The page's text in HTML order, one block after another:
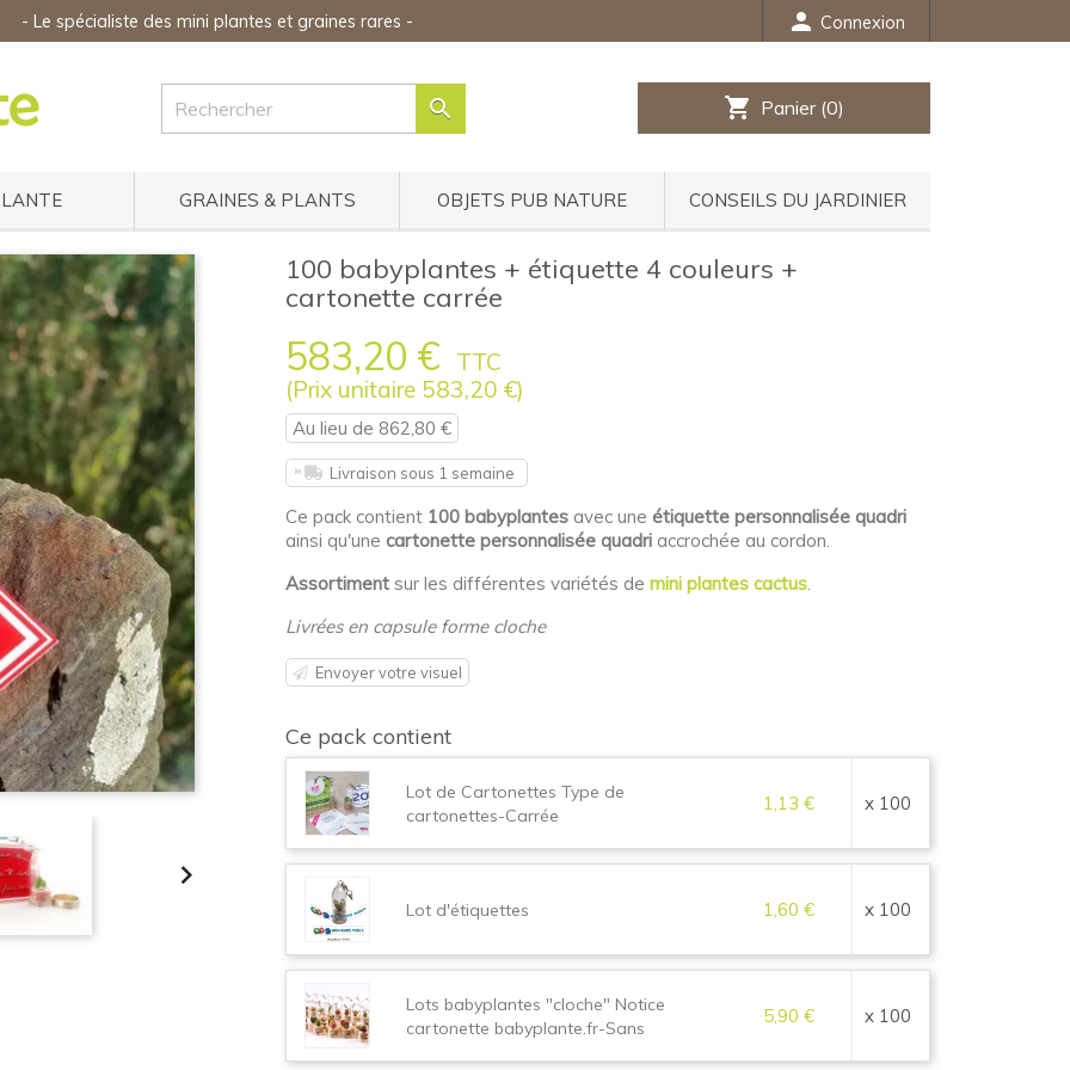
- Le spécialiste des mini plantes et graines rares - person Connexion
 shopping_cart Panier (0)
GRAINES & PLANTS OBJETS PUB NATURE CONSEILS DU JARDINIER

100 babyplantes + étiquette 4 couleurs +
cartonette carrée
583,20 €
TTC
(Prix unitaire 583,20 €)
Au lieu de 862,80 €
Livraison sous 1 semaine
Ce pack contient 100 babyplantes avec une étiquette personnalisée quadri
ainsi qu'une cartonette personnalisée quadri accrochée au cordon.
Assortiment sur les différentes variétés de mini plantes cactus.
Livrées en capsule forme cloche
Envoyer votre visuel
Ce pack contient
Lot de Cartonettes Type de
cartonettes-Carrée
1,13 € x 100
Lot d'étiquettes 1,60 € x 100
Lots babyplantes "cloche" Notice
cartonette babyplante.fr-Sans
5,90 € x 100